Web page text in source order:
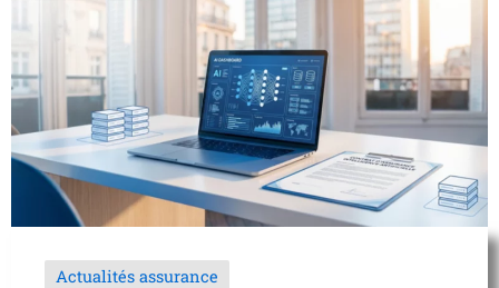
Actualités assurance